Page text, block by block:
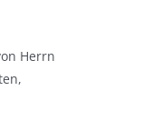
Herrn